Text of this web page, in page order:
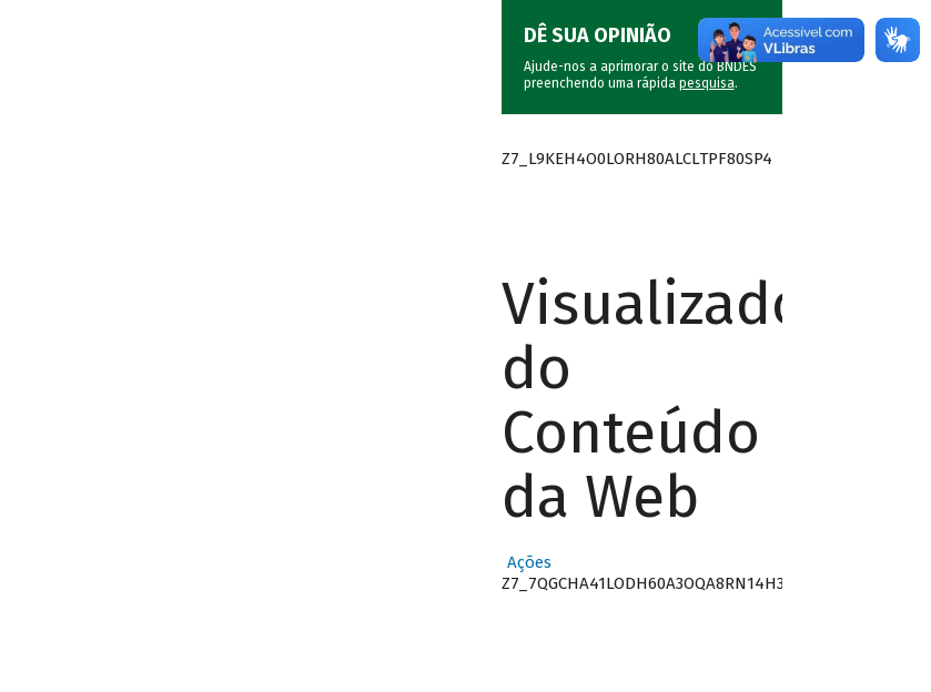
DÊ SUA OPINIÃO
Ajude-nos a aprimorar o site do BNDES
preenchendo uma rápida pesquisa.
Z7_L9KEH4O0LORH80ALCLTPF80SP4
Visualizador
do
Conteúdo
da Web
Ações
Z7_7QGCHA41LODH60A3OQA8RN14H3